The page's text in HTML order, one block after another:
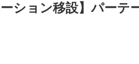
ーション移設】パー